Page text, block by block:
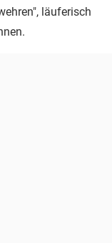
läuferisch